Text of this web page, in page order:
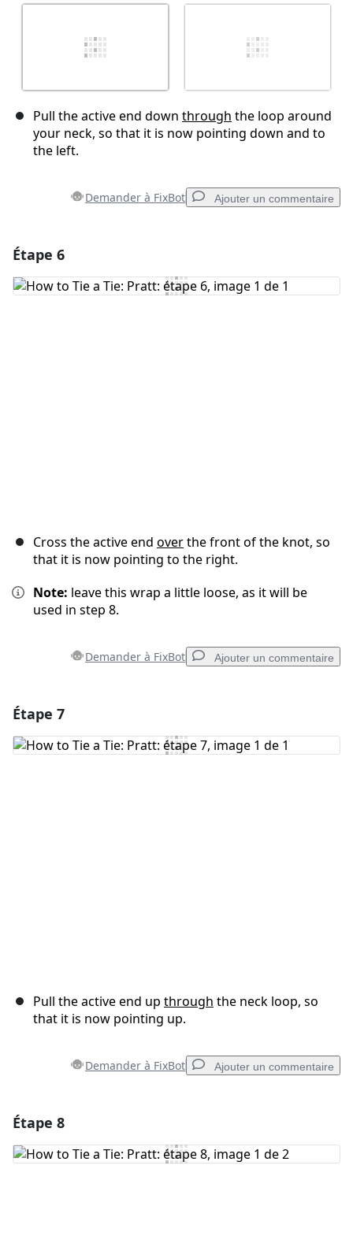
Pull the active end down through the loop around
your neck, so that it is now pointing down and to
the left.
Demander à FixBot Ajouter un commentaire
Ajouter un commentaire
Étape 6
Cross the active end overthe front of the knot, so
that it is now pointing to the right.
Note: leave this wrap a little loose, as it will be
used in step 8.
Demander à FixBot Ajouter un commentaire
Ajouter un commentaire
Étape 7
Pull the active end up through the neck loop, so
that it is now pointing up.
Demander à FixBot Ajouter un commentaire
Ajouter un commentaire
Étape 8